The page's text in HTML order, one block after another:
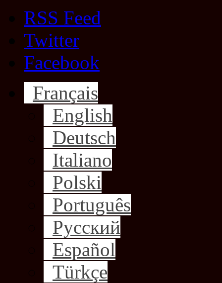
RSS Feed
Twitter
Facebook
Français
English
Deutsch
Italiano
Polski
Português
Русский
Español
Türkçe